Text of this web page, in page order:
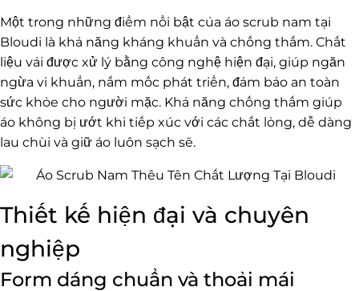
Một trong những điểm nổi bật của áo scrub nam tại
Bloudi là khả năng kháng khuẩn và chống thấm. Chất
liệu vải được xử lý bằng công nghệ hiện đại, giúp ngăn
ngừa vi khuẩn, nấm mốc phát triển, đảm bảo an toàn
sức khỏe cho người mặc. Khả năng chống thấm giúp
áo không bị ướt khi tiếp xúc với các chất lỏng, dễ dàng
lau chùi và giữ áo luôn sạch sẽ.
Thiết kế hiện đại và chuyên
nghiệp
Form dáng chuẩn và thoải mái